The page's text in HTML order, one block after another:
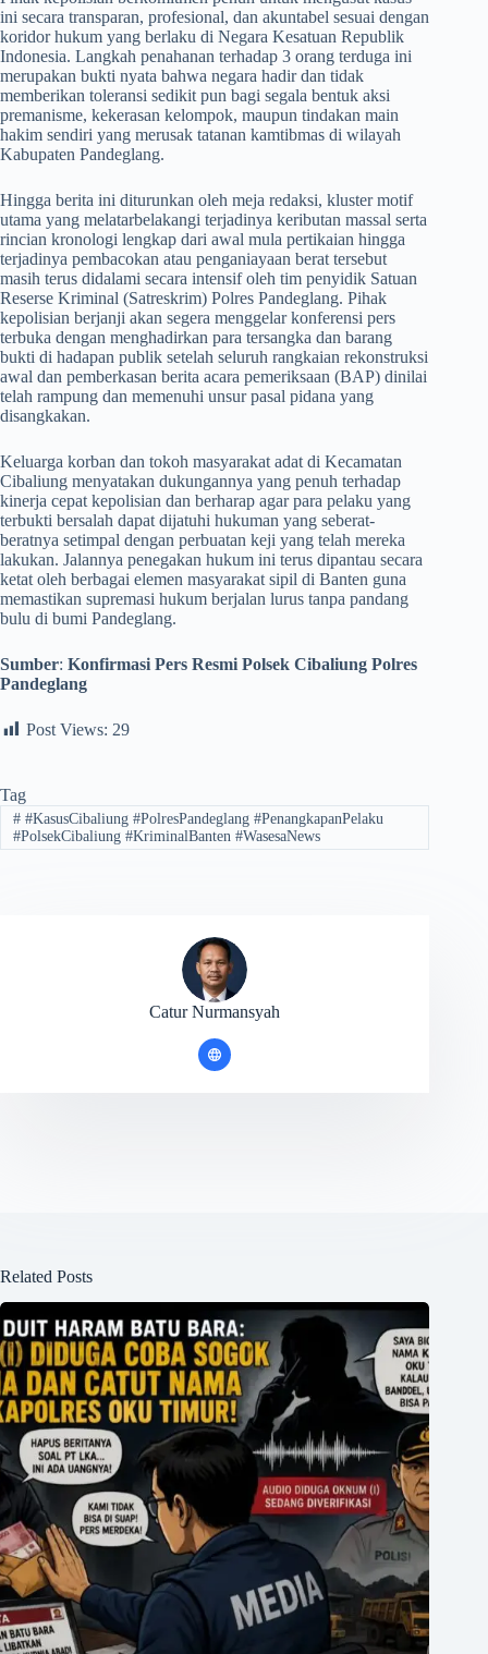
ini secara transparan, profesional, dan akuntabel sesuai dengan
koridor hukum yang berlaku di Negara Kesatuan Republik
Indonesia. Langkah penahanan terhadap 3 orang terduga ini
merupakan bukti nyata bahwa negara hadir dan tidak
memberikan toleransi sedikit pun bagi segala bentuk aksi
premanisme, kekerasan kelompok, maupun tindakan main
hakim sendiri yang merusak tatanan kamtibmas di wilayah
Kabupaten Pandeglang.
​Hingga berita ini diturunkan oleh meja redaksi, kluster motif
utama yang melatarbelakangi terjadinya keributan massal serta
rincian kronologi lengkap dari awal mula pertikaian hingga
terjadinya pembacokan atau penganiayaan berat tersebut
masih terus didalami secara intensif oleh tim penyidik Satuan
Reserse Kriminal (Satreskrim) Polres Pandeglang. Pihak
kepolisian berjanji akan segera menggelar konferensi pers
terbuka dengan menghadirkan para tersangka dan barang
bukti di hadapan publik setelah seluruh rangkaian rekonstruksi
awal dan pemberkasan berita acara pemeriksaan (BAP) dinilai
telah rampung dan memenuhi unsur pasal pidana yang
disangkakan.
​Keluarga korban dan tokoh masyarakat adat di Kecamatan
Cibaliung menyatakan dukungannya yang penuh terhadap
kinerja cepat kepolisian dan berharap agar para pelaku yang
terbukti bersalah dapat dijatuhi hukuman yang seberat-
beratnya setimpal dengan perbuatan keji yang telah mereka
lakukan. Jalannya penegakan hukum ini terus dipantau secara
ketat oleh berbagai elemen masyarakat sipil di Banten guna
memastikan supremasi hukum berjalan lurus tanpa pandang
bulu di bumi Pandeglang.
Sumber: Konfirmasi Pers Resmi Polsek Cibaliung Polres
Pandeglang
Post Views: 29
Tag
##KasusCibaliung #PolresPandeglang #PenangkapanPelaku
#PolsekCibaliung #KriminalBanten #WasesaNews
Catur Nurmansyah
Related Posts